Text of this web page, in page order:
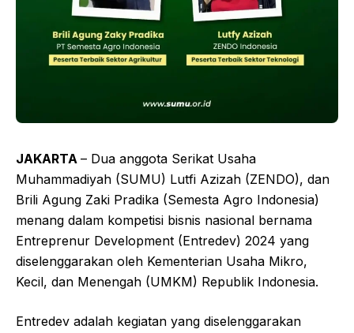
JAKARTA – Dua anggota Serikat Usaha
Muhammadiyah (SUMU) Lutfi Azizah (ZENDO), dan
Brili Agung Zaki Pradika (Semesta Agro Indonesia)
menang dalam kompetisi bisnis nasional bernama
Entreprenur Development (Entredev) 2024 yang
diselenggarakan oleh Kementerian Usaha Mikro,
Kecil, dan Menengah (UMKM) Republik Indonesia.
Entredev adalah kegiatan yang diselenggarakan